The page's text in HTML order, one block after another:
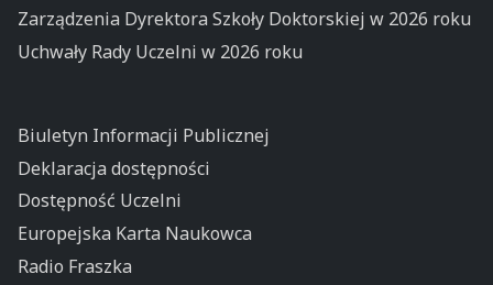
Zarządzenia Dyrektora Szkoły Doktorskiej w 2026 roku
Uchwały Rady Uczelni w 2026 roku
Biuletyn Informacji Publicznej
Deklaracja dostępności
Dostępność Uczelni
Europejska Karta Naukowca
Radio Fraszka